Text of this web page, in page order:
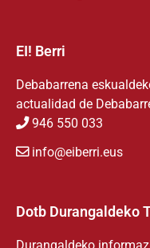
EI! Berri
Debabarrena
actualidad de
946 550 033
info@eiberri.eus
Dotb Durangaldeko